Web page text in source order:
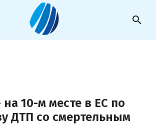
search
10-м месте в ЕС по
ДТП со смертельным